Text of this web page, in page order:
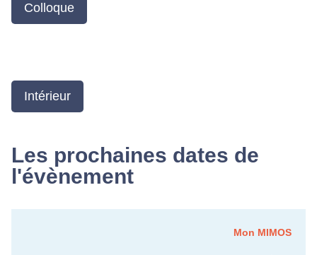
Colloque
Intérieur
Les prochaines dates de
l'évènement
Mon MIMOS